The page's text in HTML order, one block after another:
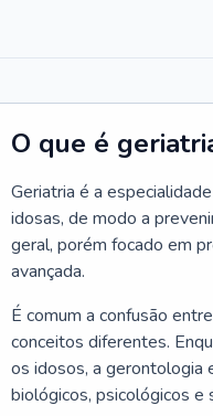
O que é
Geriatria é a
idosas, de modo a
geral, porém focado em
avançada.
É comum a confusão
conceitos diferentes.
os idosos, a gerontologia
biológicos, psicológicos e